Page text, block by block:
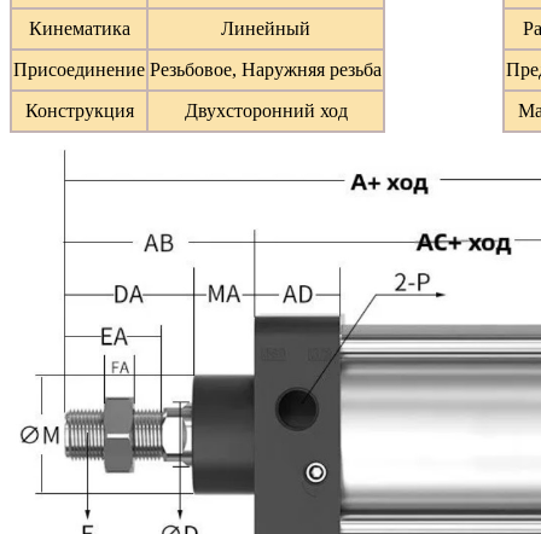
Кинематика
Линейный
Присоединение Резьбовое, Наружняя резьба
Конструкция
Двухсторонний ход